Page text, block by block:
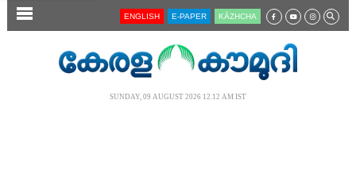
SECTIONS ENGLISH E-PAPER KĀZHCHA
SUNDAY, 09 AUGUST 2026 12.12 AM IST